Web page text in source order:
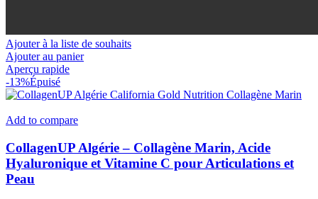
Ajouter à la liste de souhaits
Ajouter au panier
Aperçu rapide
-13%Épuisé
Add to compare
CollagenUP Algérie – Collagène Marin, Acide
Hyaluronique et Vitamine C pour Articulations et
Peau